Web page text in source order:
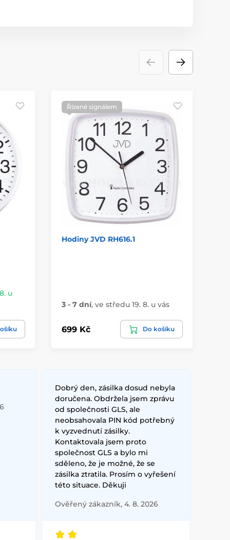
u
Řízené signálem
Hodiny JVD RH616.1
3 - 7 dní, ve středu 19. 8. u vás
699 Kč Do košíku
Dobrý den, zásilka dosud nebyla
doručena. Obdržela jsem zprávu
od společnosti GLS, ale
neobsahovala PIN kód potřebný
k vyzvednutí zásilky.
Kontaktovala jsem proto
společnost GLS a bylo mi
sděleno, že je možné, že se
zásilka ztratila. Prosím o vyřešení
této situace. Děkuji
Ověřený zákazník, 4. 8. 2026